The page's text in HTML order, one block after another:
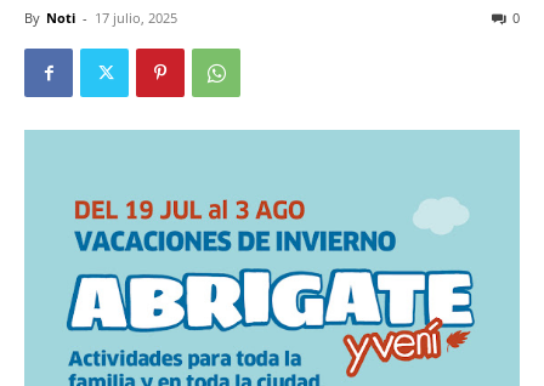
By Noti - 17 julio, 2025 0